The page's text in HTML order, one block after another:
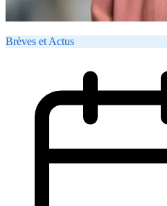
Brèves et Actus